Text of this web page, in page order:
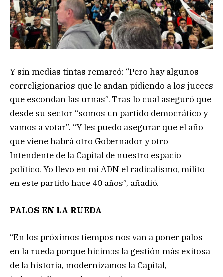
Y sin medias tintas remarcó: “Pero hay algunos
correligionarios que le andan pidiendo a los jueces
que escondan las urnas”. Tras lo cual aseguró que
desde su sector “somos un partido democrático y
vamos a votar”. “Y les puedo asegurar que el año
que viene habrá otro Gobernador y otro
Intendente de la Capital de nuestro espacio
político. Yo llevo en mi ADN el radicalismo, milito
en este partido hace 40 años”, añadió.
PALOS EN LA RUEDA
“En los próximos tiempos nos van a poner palos
en la rueda porque hicimos la gestión más exitosa
de la historia, modernizamos la Capital,